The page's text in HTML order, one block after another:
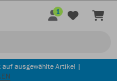
1
auf ausgewählte Artikel |